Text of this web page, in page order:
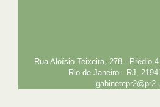
Rua Aloísio Teixeira, 278 - Prédio
Rio de Janeiro - RJ,